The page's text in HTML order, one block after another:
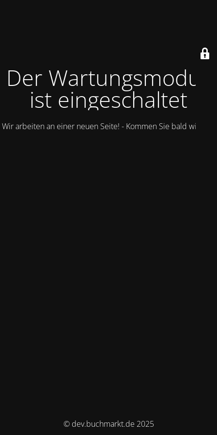
Der Wartungsmodus
ist eingeschaltet
Wir arbeiten an einer neuen Seite! - Kommen Sie bald wieder.
© dev.buchmarkt.de 2025